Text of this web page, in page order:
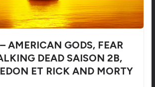
AMERICAN GODS, FEAR
DEAD SAISON 2B,
ET RICK AND MORTY